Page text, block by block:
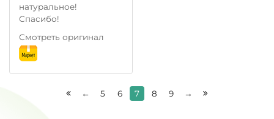
натуральное!
Спасибо!
Смотреть оригинал
← 5 6 7 8 9 →